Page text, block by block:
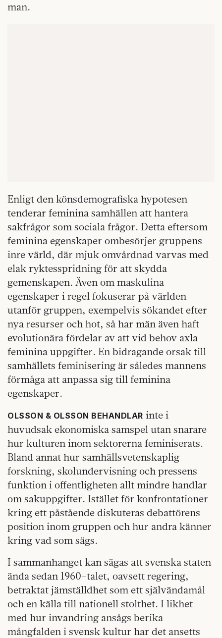
man.
Enligt den könsdemografiska hypotesen
tenderar feminina samhällen att hantera
sakfrågor som sociala frågor. Detta eftersom
feminina egenskaper ombesörjer gruppens
inre värld, där mjuk omvårdnad varvas med
elak ryktesspridning för att skydda
gemenskapen. Även om maskulina
egenskaper i regel fokuserar på världen
utanför gruppen, exempelvis sökandet efter
nya resurser och hot, så har män även haft
evolutionära fördelar av att vid behov axla
feminina uppgifter. En bidragande orsak till
samhällets feminisering är således mannens
förmåga att anpassa sig till feminina
egenskaper.
OLSSON & OLSSON BEHANDLAR inte i
huvudsak ekonomiska samspel utan snarare
hur kulturen inom sektorerna feminiserats.
Bland annat hur samhällsvetenskaplig
forskning, skolundervisning och pressens
funktion i offentligheten allt mindre handlar
om sakuppgifter. Istället för konfrontationer
kring ett påstående diskuteras debattörens
position inom gruppen och hur andra känner
kring vad som sägs.
I sammanhanget kan sägas att svenska staten
ända sedan 1960-talet, oavsett regering,
betraktat jämställdhet som ett självändamål
och en källa till nationell stolthet. I likhet
med hur invandring ansågs berika
mångfalden i svensk kultur har det ansetts